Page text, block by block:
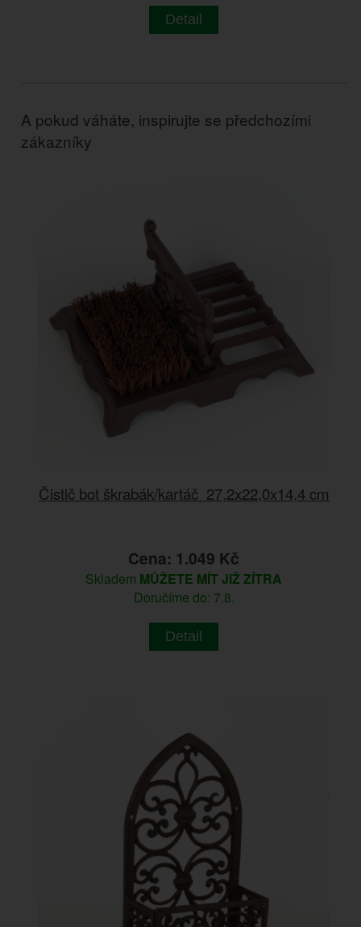
Detail
A pokud váháte, inspirujte se předchozími
zákazníky
Čistič bot škrabák/kartáč 27,2x22,0x14,4 cm
Cena: 1.049 Kč
Skladem MŮŽETE MÍT JIŽ ZÍTRA
Doručíme do: 7.8.
Detail